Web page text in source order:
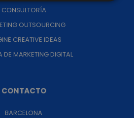
CONSULTORÍA
OUTSOURCING
CREATIVE IDEAS
DE MARKETING DIGITAL
CONTACTO
BARCELONA